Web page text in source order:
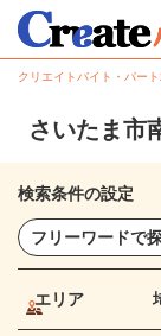
クリエイトバイト・パー
さいたま市
検索条件の設定
エリア